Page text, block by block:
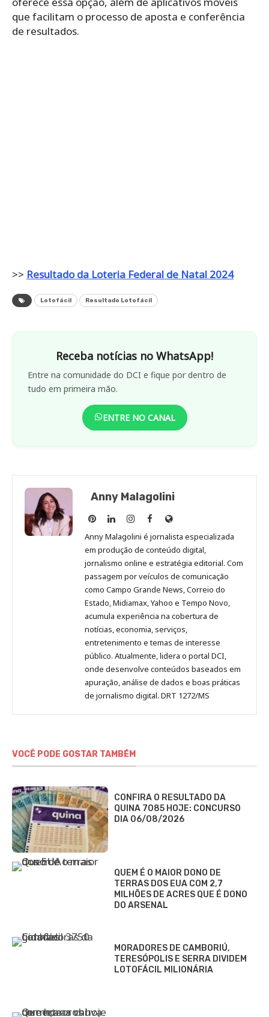
que facilitam o processo de aposta e conferência
de resultados.
>> Resultado da Loteria Federal de Natal 2024
Lotofácil Resultado Lotofácil
Receba notícias no WhatsApp!
Entre na comunidade do DCI e fique por dentro de
tudo em primeira mão.
ENTRE NO CANAL
Anny Malagolini
Anny
Malagolini
no
Pinterest
Anny
Malagolini
no
LinkedIn
Anny
Malagolini
no
Instagram
Anny
Malagolini
no
Facebook
Site
de
Anny
Malagolini
Anny Malagolini é jornalista especializada
em produção de conteúdo digital,
jornalismo online e estratégia editorial. Com
passagem por veículos de comunicação
como Campo Grande News, Correio do
Estado, Midiamax, Yahoo e Tempo Novo,
acumula experiência na cobertura de
notícias, economia, serviços,
entretenimento e temas de interesse
público. Atualmente, lidera o portal DCI,
onde desenvolve conteúdos baseados em
apuração, análise de dados e boas práticas
de jornalismo digital. DRT 1272/MS
VOCÊ PODE GOSTAR TAMBÉM
CONFIRA O RESULTADO DA
QUINA 7085 HOJE: CONCURSO
DIA 06/08/2026
QUEM É O MAIOR DONO DE
TERRAS DOS EUA COM 2,7
MILHÕES DE ACRES QUE É DONO
DO ARSENAL
MORADORES DE CAMBORIÚ,
TERESÓPOLIS E SERRA DIVIDEM
LOTOFÁCIL MILIONÁRIA